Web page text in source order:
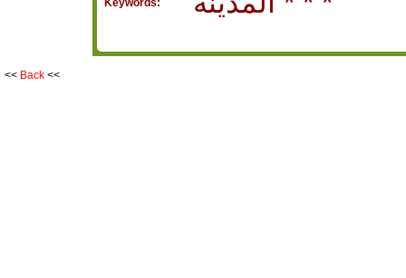
Keywords:
<< Back <<